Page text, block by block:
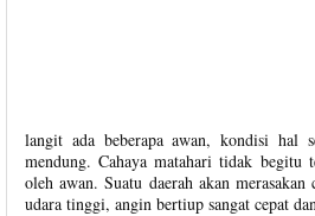
langit ada beberapa awan, kondisi hal
mendung. Cahaya matahari tidak begitu
oleh awan. Suatu daerah akan
udara tinggi, angin bertiup sangat cepat